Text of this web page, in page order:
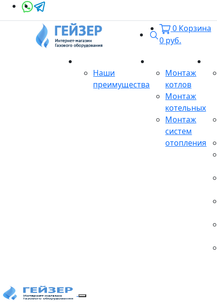
Поиск
0 Корзина
0 руб.
Наши
преимущества
Монтаж
котлов
Монтаж
котельных
Монтаж
систем
отопления